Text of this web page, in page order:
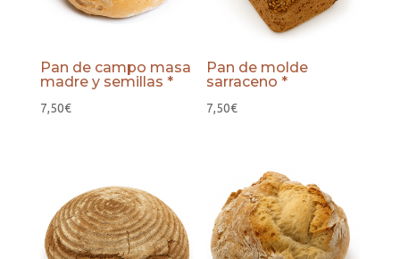
Pan de campo masa
madre y semillas *
7,50€
Pan de molde
sarraceno *
7,50€